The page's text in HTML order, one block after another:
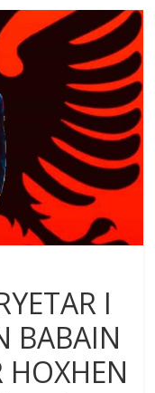
I
BABAIN
HOXHEN